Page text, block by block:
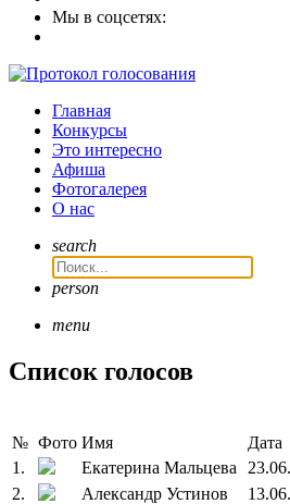
Мы в соцсетях:
Главная
Конкурсы
Это интересно
Афиша
Фотогалерея
О нас
search
person
menu
Список голосов
№ Фото Имя Дата
1.
Екатерина Мальцева
2.
Александр Устинов